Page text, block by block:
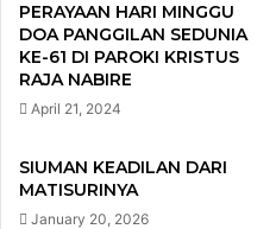
PERAYAAN HARI MINGGU
DOA PANGGILAN SEDUNIA
KE-61 DI PAROKI KRISTUS
RAJA NABIRE
April 21, 2024
SIUMAN KEADILAN DARI
MATISURINYA
January 20, 2026